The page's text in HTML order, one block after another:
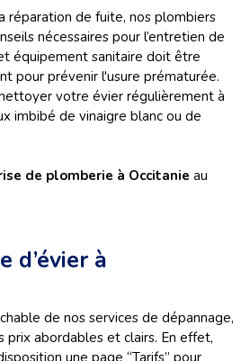
réparation de fuite, nos plombiers
nécessaires pour l’entretien de
équipement sanitaire doit être
pour prévenir l'usure prématurée.
votre évier régulièrement à
imbibé de vinaigre blanc ou de
de plomberie à Occitanie au
d’évier à
de nos services de dépannage,
prix abordables et clairs. En effet,
une page “Tarifs” pour